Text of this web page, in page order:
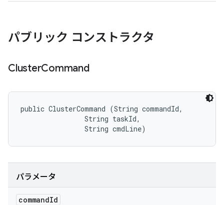
パブリック コンストラクタ
ClusterCommand
public ClusterCommand (String commandId,
                String taskId,
                String cmdLine)
パラメータ
commandId